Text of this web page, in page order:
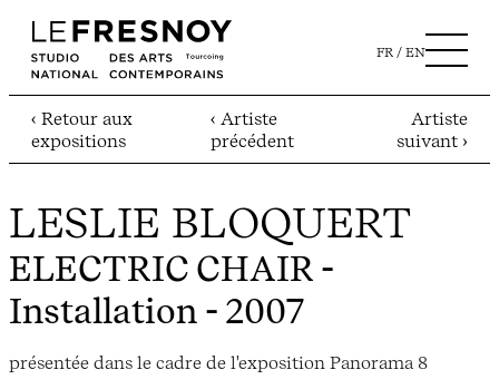
FR EN
‹ Retour aux
expositions
‹ Artiste
précédent
Artiste
suivant ›
LESLIE BLOQUERT
ELECTRIC CHAIR -
Installation - 2007
présentée dans le cadre de l'exposition Panorama 8